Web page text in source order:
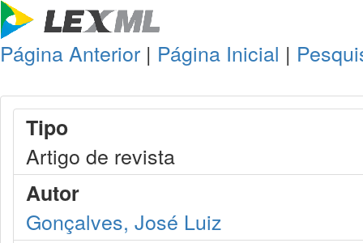
Página Anterior | Página Inicial |
Tipo
Artigo de revista
Autor
Gonçalves, José Luiz